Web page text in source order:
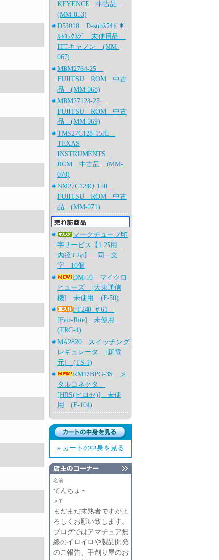
KEYENCE 中古品
(MM-053)
D53018 D-subｽﾗｲﾄﾞﾎﾞ
ﾙﾄﾛｯｸﾈｼﾞ 未使用品
ITTキャノン (MM-
067)
MBM2764-25
FUJITSU ROM 中古
品 (MM-068)
MBM27128-25
FUJITSU ROM 中古
品 (MM-069)
TMS27C128-15JL
TEXAS
INSTRUMENTS
ROM 中古品 (MM-
070)
NM27C128Q-150
FUJITSU ROM 中古
品 (MM-071)
マークチューブ印
字サービス【1.25用
内径3.2φ】 同一文
字 10個
DM-10 マイクロ
ヒューズ [大東通信
機] 未使用 (F-50)
FT240-＃61
[Fair-Rite] 未使用
(TRC-4)
MA2820 スイッチング
レギュレータ [新電
元] (TS-1)
RM12BPG-3S メ
タルコネクタ
[HRS(ヒロセ)] 未使
用 (F-104)
» カートの中身を見る
名前
てんちょ～
メモ
まだまだ未熟者ですがよ
ろしくお願い致します。
ブログではアマチュア無
線のイロイロや製品開発
のご報告、手創り屋のお